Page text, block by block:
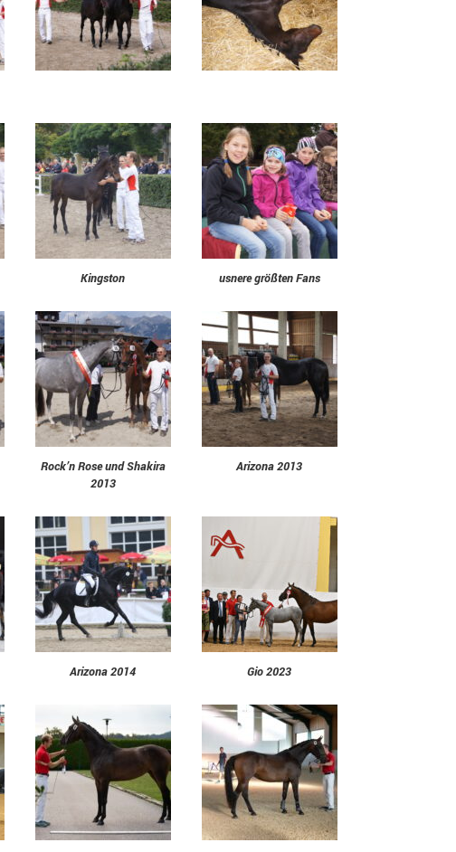
Kingston usnere größten Fans
Rock’n Rose und Shakira
2013
Arizona 2013
Arizona 2014 Gio 2023